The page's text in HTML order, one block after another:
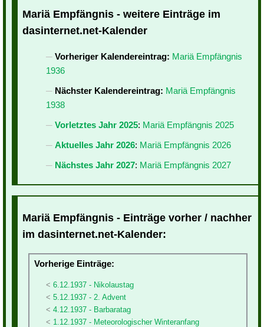
Mariä Empfängnis - weitere Einträge im
dasinternet.net-Kalender
Vorheriger Kalendereintrag: Mariä Empfängnis
1936
Nächster Kalendereintrag: Mariä Empfängnis
1938
Vorletztes Jahr 2025: Mariä Empfängnis 2025
Aktuelles Jahr 2026: Mariä Empfängnis 2026
Nächstes Jahr 2027: Mariä Empfängnis 2027
Mariä Empfängnis - Einträge vorher / nachher
im dasinternet.net-Kalender:
Vorherige Einträge:
6.12.1937 - Nikolaustag
5.12.1937 - 2. Advent
4.12.1937 - Barbaratag
1.12.1937 - Meteorologischer Winteranfang